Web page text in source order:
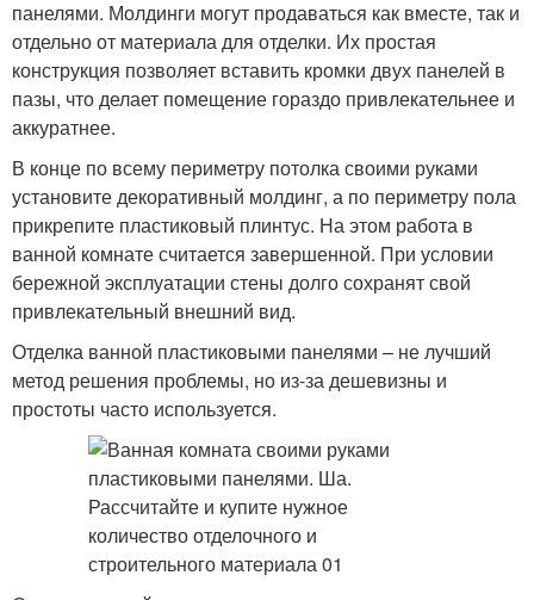
панелями. Молдинги могут продаваться как вместе, так и
отдельно от материала для отделки. Их простая
конструкция позволяет вставить кромки двух панелей в
пазы, что делает помещение гораздо привлекательнее и
аккуратнее.
В конце по всему периметру потолка своими руками
установите декоративный молдинг, а по периметру пола
прикрепите пластиковый плинтус. На этом работа в
ванной комнате считается завершенной. При условии
бережной эксплуатации стены долго сохранят свой
привлекательный внешний вид.
Отделка ванной пластиковыми панелями – не лучший
метод решения проблемы, но из-за дешевизны и
простоты часто используется.